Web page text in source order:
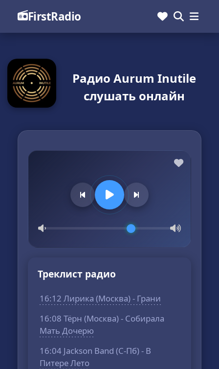
FirstRadio
Радио Aurum Inutile
слушать онлайн
Треклист радио
16:12 Лирика (Москва) - Грани
16:08 Тёрн (Москва) - Собирала
Мать Дочерю
16:04 Jackson Band (С-Пб) - В
Питере Лето